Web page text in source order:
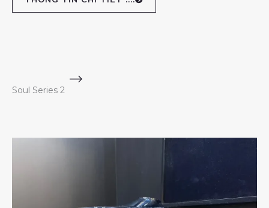
Soul Series 2